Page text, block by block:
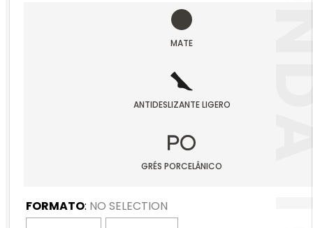
MATE
ANTIDESLIZANTE LIGERO
GRÉS PORCELÂNICO
FORMATO: NO SELECTION